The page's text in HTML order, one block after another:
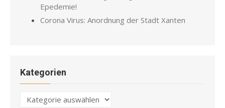
Epedemie!
Corona Virus: Anordnung der Stadt Xanten
Kategorien
Kategorien